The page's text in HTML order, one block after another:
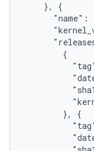
    }, {
"name":
        {
        }, {